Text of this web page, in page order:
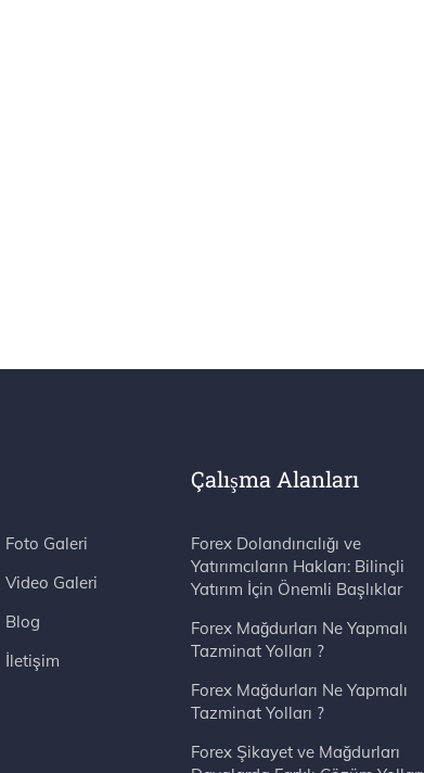
Foto Galeri
Video Galeri
Blog
İletişim
Çalışma Alanları
Forex Dolandırıcılığı ve
Yatırımcıların Hakları: Bilinçli
Yatırım İçin Önemli Başlıklar
Forex Mağdurları Ne Yapmalı
Tazminat Yolları ?
Forex Mağdurları Ne Yapmalı
Tazminat Yolları ?
Forex Şikayet ve Mağdurları